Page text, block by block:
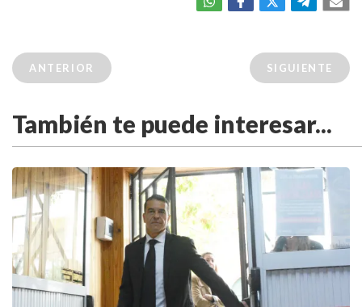
ANTERIOR SIGUIENTE
También te puede interesar...